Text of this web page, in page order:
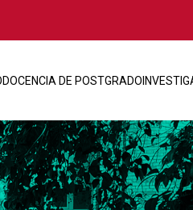
DOCENCIA DE POSTGRADO